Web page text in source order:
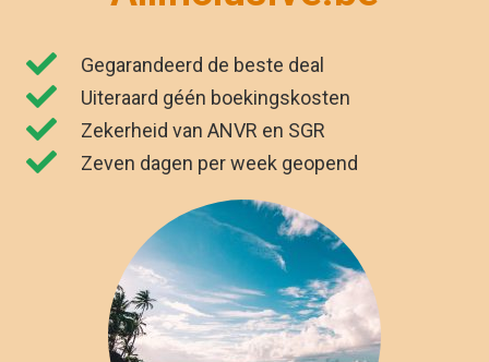
Gegarandeerd de beste deal
Uiteraard géén boekingskosten
Zekerheid van ANVR en SGR
Zeven dagen per week geopend